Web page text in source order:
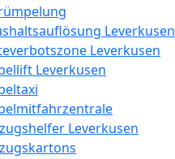
Leverkusen
Leverkusen
Leverkusen
Leverkusen